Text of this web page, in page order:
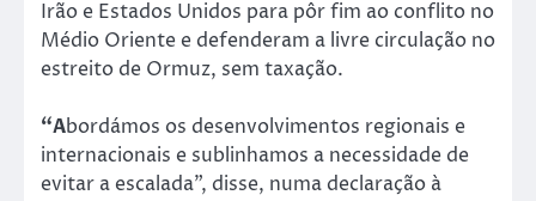
Irão e Estados Unidos para pôr fim ao conflito no
Médio Oriente e defenderam a livre circulação no
estreito de Ormuz, sem taxação.
“Abordámos os desenvolvimentos regionais e
internacionais e sublinhamos a necessidade de
evitar a escalada”, disse, numa declaração à